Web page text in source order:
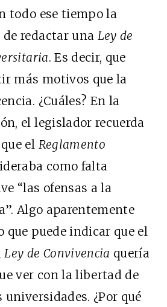
todo ese tiempo la
redactar una Ley de
. Es decir, que
más motivos que la
¿Cuáles? En la
el legislador recuerda
el Reglamento
como falta
“las ofensas a la
Algo aparentemente
que puede indicar que el
Ley de Convivencia quería
ver con la libertad de
universidades. ¿Por qué